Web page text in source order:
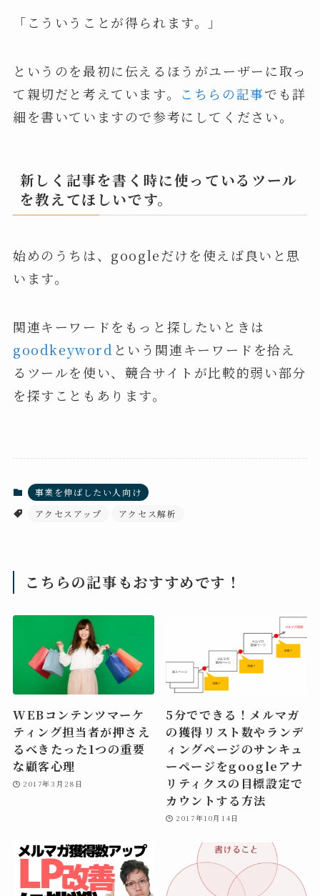
「こういうことが得られます。」
というのを最初に伝えるほうがユーザーに取っ
て親切だと考えています。
こちらの記事でも詳
細を書いていますので参考にしてください。
新しく記事を書く時に使っているツール
を教えてほしいです。
始めのうちは、googleだけを使えば良いと思
います。
関連キーワードをもっと探したいときは
goodkeyword という関連キーワードを拾え
るツールを使い、競合サイトが比較的弱い部分
を探すこともあります。
事業を伸ばしたい人向け
アクセスアップ
アクセス解析
こちらの記事もおすすめです！
WEBコンテンツマーケ
ティング担当者が押さえ
るべきたった1つの重要
な顧客心理
2017年3月28日
5分でできる！メルマガ
の獲得リスト数やランデ
ィングページのサンキュ
ーページをgoogleアナ
リティクスの目標設定で
カウントする方法
2017年10月14日